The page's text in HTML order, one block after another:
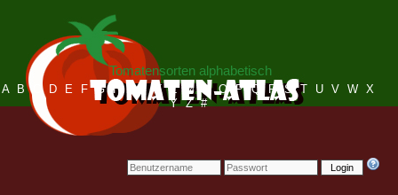
Login
Tomatensorten alphabetisch
A B C D E F G H I J K L M N O P Q R S T U V W X
Y Z #